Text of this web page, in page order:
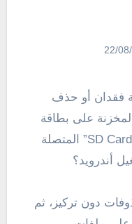
22/
على بطاقة
الذاكرة الخارجية الميموري كارد “SD Card” المتصلة
أندرويد؟
دون تركيز، ثم